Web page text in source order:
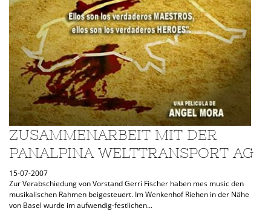
ZUSAMMENARBEIT MIT DER
PANALPINA WELTTRANSPORT AG
15-07-2007
Zur Verabschiedung von Vorstand Gerri Fischer haben mes music den
musikalischen Rahmen beigesteuert. Im Wenkenhof Riehen in der Nähe
von Basel wurde im aufwendig-festlichen...